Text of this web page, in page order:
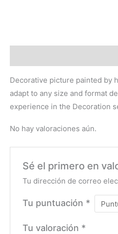
Decorative picture painted by
adapt to any size and format
experience in the Decoration
No hay valoraciones aún.
Sé el primero en
Tu dirección de correo
Tu puntuación *
Tu valoración *